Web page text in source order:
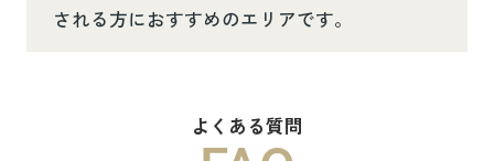
される方におすすめのエリアです。
よくある質問